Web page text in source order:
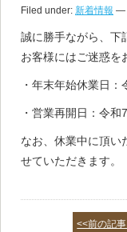
Filed under: 新着情報 —
誠に勝手ながら、下
お客様にはご迷惑を
・年末年始休業日
・営業再開日：令
なお、休業中に頂い
せていただきます。
<<前の記